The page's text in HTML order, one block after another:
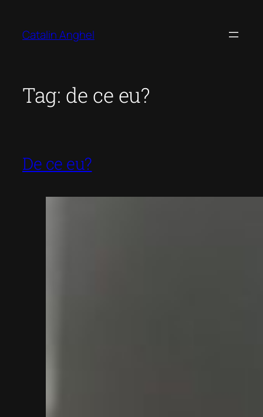
content
Catalin Anghel
Tag: de ce eu?
De ce eu?